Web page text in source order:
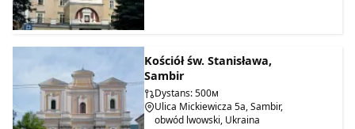
Kościół św. Stanisława,
Sambir
Dystans: 500м
Ulica Mickiewicza 5a, Sambir,
obwód lwowski, Ukraina